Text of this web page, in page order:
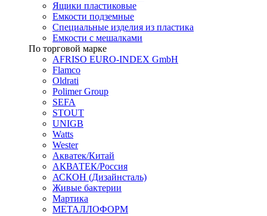
Ящики пластиковые
Емкости подземные
Специальные изделия из пластика
Емкости с мешалками
По торговой марке
AFRISO EURO-INDEX GmbH
Flamco
Oldrati
Polimer Group
SEFA
STOUT
UNIGB
Watts
Wester
Акватек/Китай
АКВАТЕК/Россия
АСКОН (Дизайнсталь)
Живые бактерии
Мартика
МЕТАЛЛОФОРМ